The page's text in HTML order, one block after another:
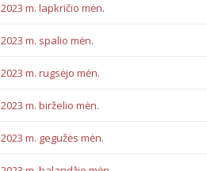
2023 m. lapkričio mėn.
2023 m. spalio mėn.
2023 m. rugsėjo mėn.
2023 m. birželio mėn.
2023 m. gegužės mėn.